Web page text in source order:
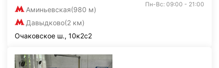
Аминьевская(980 м)
Давыдково(2 км)
Пн-Вс: 09:00 - 21:00
Очаковское ш., 10к2с2